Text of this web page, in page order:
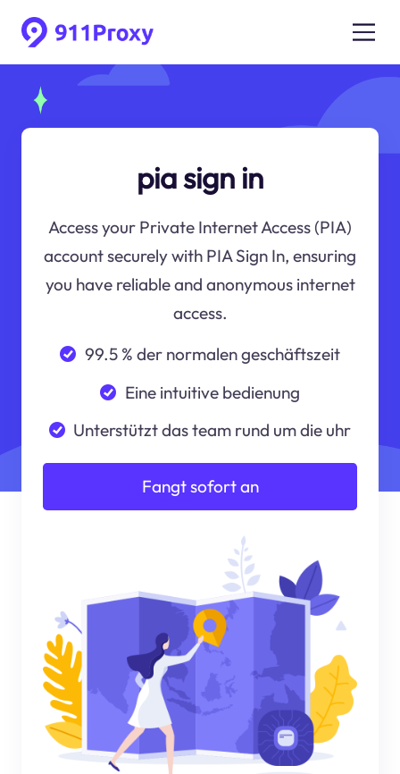
pia sign in
Access your Private Internet Access (PIA)
account securely with PIA Sign In, ensuring
you have reliable and anonymous internet
access.
99.5 % der normalen geschäftszeit
Eine intuitive bedienung
Unterstützt das team rund um die uhr
Fangt sofort an